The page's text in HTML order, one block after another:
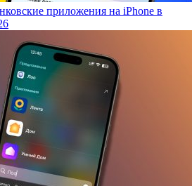
приложения на iPhone в